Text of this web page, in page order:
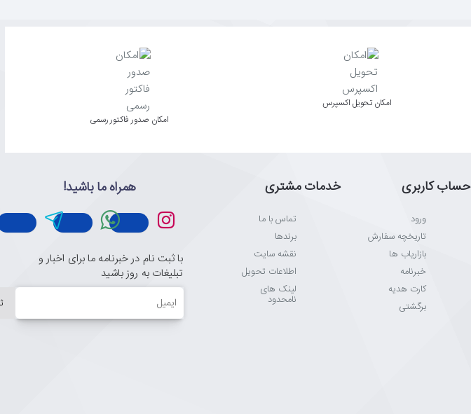
اﻣﮑﺎن ﺗﺤﻮﯾﻞ اﮐﺴﭙﺮس
امکان صدور فاکتور رسمی
حساب کاربری
ورود
تاریخچه سفارش
بازاریاب ها
خبرنامه
کارت هدیه
برگشتی
خدمات مشتری
تماس با ما
برندها
نقشه سایت
اطلاعات تحویل
لینک های
نامحدود
همراه ما باشید!
با ثبت نام در خبرنامه ما برای اخبار و
تبلیغات به روز باشید
ایمیل